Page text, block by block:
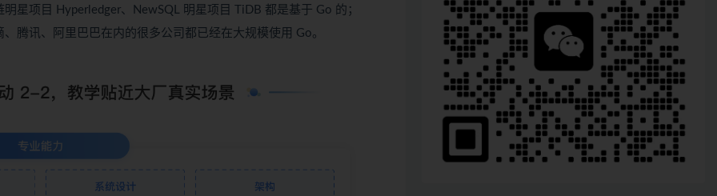
星项目 Hyperledger、NewSQL 明星项目 TiDB 都是基于 Go 的；
腾讯、阿里巴巴在内的很多公司都已经在大规模使用 Go。